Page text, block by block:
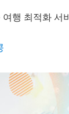
행 최적화 서